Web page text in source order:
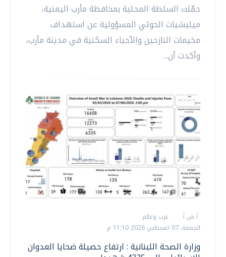
حمّلت السلطة المحلية بمحافظة مأرب اليمنية،
ميليشيات الحوثي المسؤولية عن استهداف
مخيمات النازحين والأحياء السكنية في مدينة مأرب،
وأكدت أن...
أ ش أ
عرب وعالم
الجمعة، 07 اغسطس 2026 11:10 م
وزارة الصحة اللبنانية : ارتفاع حصيلة ضحايا العدوان